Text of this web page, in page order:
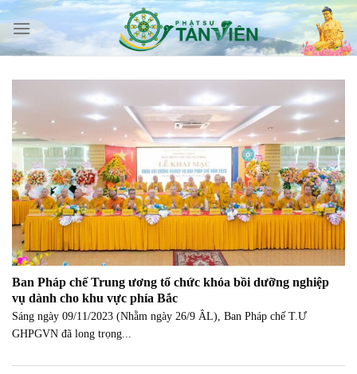
Skip
content
Ban Pháp chế Trung ương tổ chức khóa bồi dưỡng nghiệp
vụ dành cho khu vực phía Bắc
Sáng ngày 09/11/2023 (Nhằm ngày 26/9 ÂL), Ban Pháp chế T.Ư
GHPGVN đã long trọng...